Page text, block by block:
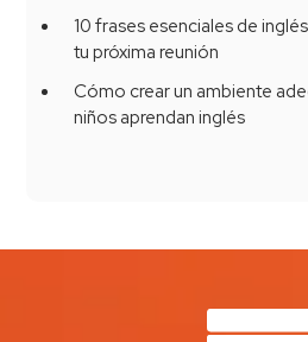
10 frases esenciales de inglés de negocios para
tu próxima reunión
Cómo crear un ambiente adecuado para que los
niños aprendan inglés